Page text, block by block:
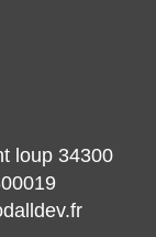
loup 34300